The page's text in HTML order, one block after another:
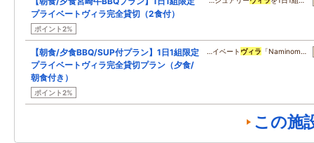
プライベートヴィラ完全貸切（2食付）
ポイント2%
【朝食/夕食BBQ/SUP付プラン】1日1組限定
プライベートヴィラ完全貸切プラン（夕食/
朝食付き）
ポイント2%
…イベート ヴィラ 「Naminom…
この施